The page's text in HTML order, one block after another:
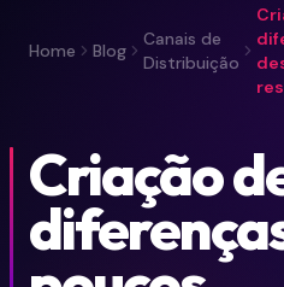
Home Blog
Canais de
Distribuição
Criação